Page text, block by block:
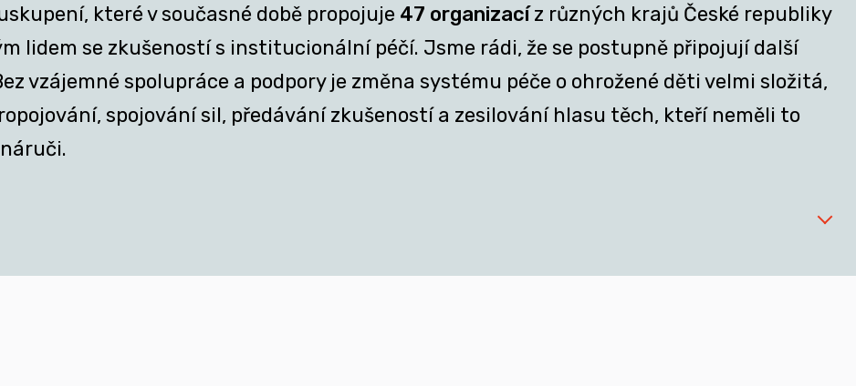
které v současné době propojuje 47 organizacíz různých krajů České republiky
lidem se zkušeností s institucionální péčí. Jsme rádi, že se postupně připojují další
vzájemné spolupráce a podpory je změna systému péče o ohrožené děti velmi složitá,
spojování sil, předávání zkušeností a zesilování hlasu těch, kteří neměli to